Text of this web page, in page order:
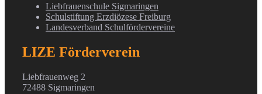
Liebfrauenschule Sigmaringen
Schulstiftung Erzdiözese Freiburg
Landesverband Schulfördervereine
LIZE Förderverein
Liebfrauenweg 2
72488 Sigmaringen